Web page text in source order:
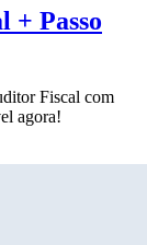
+ Passo
Fiscal com
agora!